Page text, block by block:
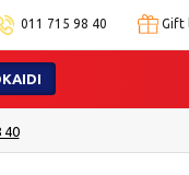
011 715 98 40 Gift
40